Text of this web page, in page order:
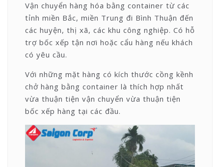
Vận chuyển hàng hóa bằng container từ các
tỉnh miền Bắc, miền Trung đi Bình Thuận đến
các huyện, thị xã, các khu công nghiệp. Có hỗ
trợ bốc xếp tận nơi hoặc cẩu hàng nếu khách
có yêu cầu.
Với những mặt hàng có kích thước cồng kềnh
chở hàng bằng container là thích hợp nhất
vừa thuận tiện vận chuyển vừa thuận tiện
bốc xếp hàng tại các đầu.